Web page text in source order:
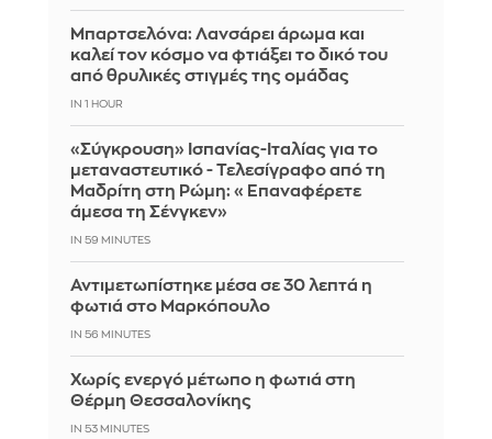
Μπαρτσελόνα: Λανσάρει άρωμα και
καλεί τον κόσμο να φτιάξει το δικό του
από θρυλικές στιγμές της ομάδας
IN 1 HOUR
«Σύγκρουση» Ισπανίας-Ιταλίας για το
μεταναστευτικό - Τελεσίγραφο από τη
Μαδρίτη στη Ρώμη: «Επαναφέρετε
άμεσα τη Σένγκεν»
IN 59 MINUTES
Αντιμετωπίστηκε μέσα σε 30 λεπτά η
φωτιά στο Μαρκόπουλο
IN 56 MINUTES
Χωρίς ενεργό μέτωπο η φωτιά στη
Θέρμη Θεσσαλονίκης
IN 53 MINUTES